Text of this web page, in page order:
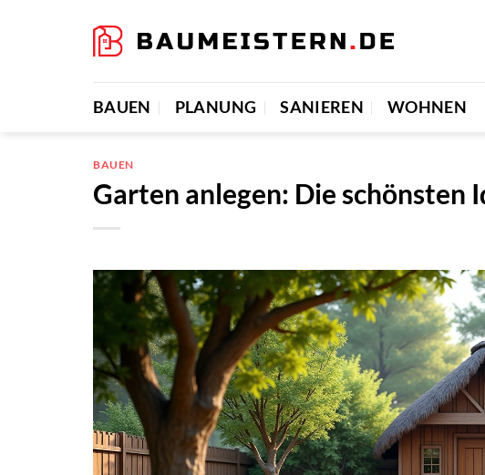
BAUEN PLANUNG SANIEREN WOHNEN
BAUEN
Garten anlegen: Die schönsten